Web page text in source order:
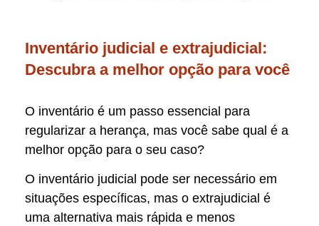
Inventário judicial e extrajudicial:
Descubra a melhor opção para você
O inventário é um passo essencial para
regularizar a herança, mas você sabe qual é a
melhor opção para o seu caso?
O inventário judicial pode ser necessário em
situações específicas, mas o extrajudicial é
uma alternativa mais rápida e menos